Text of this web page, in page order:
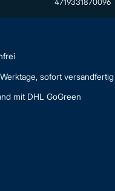
4719331870096
sofort versandfertig
mit DHL GoGreen